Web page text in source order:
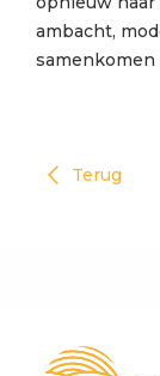
ambacht,
samenkomen
Terug